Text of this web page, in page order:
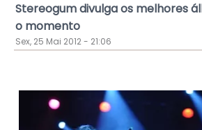
Stereogum divulga os melhores
o momento
Sex, 25 Mai 2012 - 21:06